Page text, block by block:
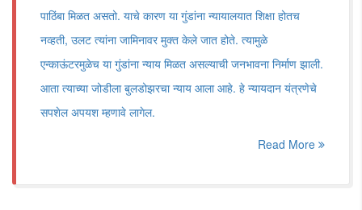
पाठिंबा मिळत असतो. याचे कारण या गुंडांना न्यायालयात शिक्षा होतच
नव्हती, उलट त्यांना जामिनावर मुक्त केले जात होते. त्यामुळे
एन्काऊंटरमुळेच या गुंडांना न्याय मिळत असल्याची जनभावना निर्माण झाली.
आता त्याच्या जोडीला बुलडोझरचा न्याय आला आहे. हे न्यायदान यंत्रणेचे
सपशेल अपयश म्हणावे लागेल.
Read More